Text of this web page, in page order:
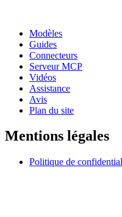
Modèles
Guides
Connecteurs
Serveur MCP
Vidéos
Assistance
Avis
Plan du site
Mentions légales
Politique de